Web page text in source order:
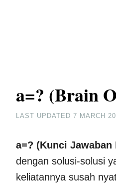
a=? (Brain
LAST UPDATED 7 MARCH
a=? (Kunci Jawaban
dengan solusi-solusi
keliatannya susah